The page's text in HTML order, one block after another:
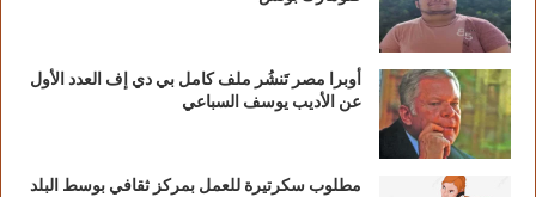
أوبرا مصر تَنشُر ملف كامل بي دي إف العدد الأول
عن الأديب يوسف السباعي
مطلوب سكرتيرة للعمل بمركز ثقافي بوسط البلد